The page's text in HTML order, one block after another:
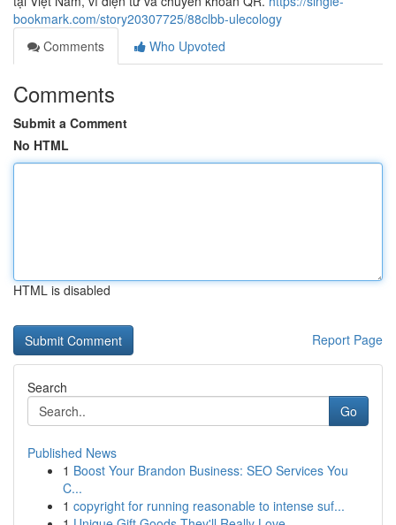
bookmark.com/story20307725/88clbb-ulecology
Comments
Who Upvoted
Comments
Submit a Comment
No HTML
HTML is disabled
Report Page
Search
Go
Published News
1 Boost Your Brandon Business: SEO Services You
C...
1 copyright for running reasonable to intense suf...